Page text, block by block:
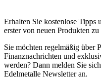
Erhalten Sie kostenlose Tipps
erster von neuen Produkten zu
Sie möchten regelmäßig über
Finanznachrichten und
werden? Dann melden Sie
Edelmetalle Newsletter an.